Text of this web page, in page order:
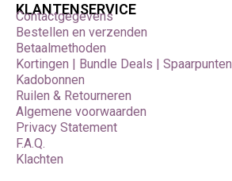
KLANTENSERVICE
Contactgegevens
Bestellen en verzenden
Betaalmethoden
Kortingen | Bundle Deals | Spaarpunten
Kadobonnen
Ruilen & Retourneren
Algemene voorwaarden
Privacy Statement
F.A.Q.
Klachten